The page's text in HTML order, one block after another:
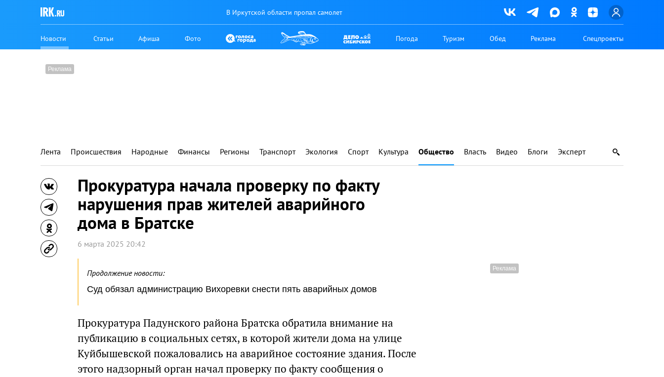
В Иркутской области пропал самолет
Новости Статьи Афиша Фото Погода Туризм Обед Реклама Спецпроекты
Лента Происшествия Народные Финансы Регионы Транспорт Экология Спорт Культура Общество Власть Видео Блоги Эксперт
Прокуратура начала проверку по факту
нарушения прав жителей аварийного
дома в Братске
6 марта 2025 20:42
Продолжение новости:
Суд обязал администрацию Вихоревки снести пять аварийных домов
Прокуратура Падунского района Братска обратила внимание на
публикацию в социальных сетях, в которой жители дома на улице
Куйбышевской пожаловались на аварийное состояние здания. После
этого надзорный орган начал проверку по факту сообщения о